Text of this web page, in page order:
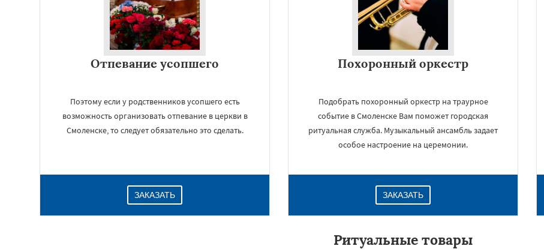
Отпевание усопшего
Поэтому если у родственников усопшего есть
возможность организовать отпевание в церкви в
Смоленске, то следует обязательно это сделать.
ЗАКАЗАТЬ
Похоронный оркестр
Подобрать похоронный оркестр на траурное
событие в Смоленске Вам поможет городская
ритуальная служба. Музыкальный ансамбль задает
особое настроение на церемонии.
ЗАКАЗАТЬ
Ритуальные товары